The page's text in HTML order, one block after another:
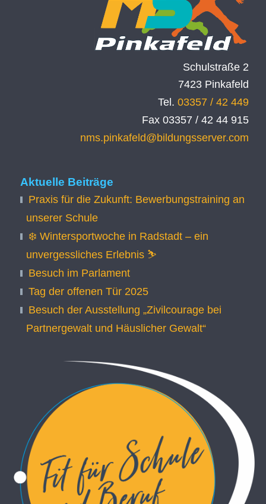
Schulstraße 2
7423 Pinkafeld
Tel.03357 / 42 449
Fax 03357 / 42 44 915
nms.pinkafeld@bildungsserver.com
Aktuelle Beiträge
Praxis für die Zukunft: Bewerbungstraining an
unserer Schule
❄️ Wintersportwoche in Radstadt – ein
unvergessliches Erlebnis ⛷️
Besuch im Parlament
Tag der offenen Tür 2025
Besuch der Ausstellung „Zivilcourage bei
Partnergewalt und Häuslicher Gewalt“